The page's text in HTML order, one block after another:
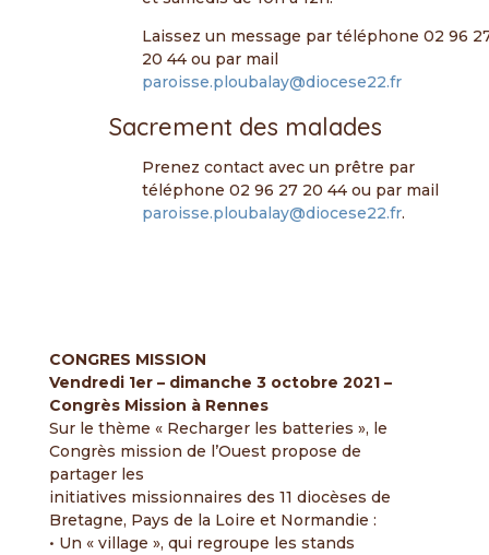
Laissez un message par téléphone 02 96
20 44 ou par mail
paroisse.ploubalay@diocese22.fr
Sacrement des malades
Prenez contact avec un prêtre par
téléphone 02 96 27 20 44 ou par mail
paroisse.ploubalay@diocese22.fr.
CONGRES MISSION
Vendredi 1er – dimanche 3 octobre 2021 –
Congrès Mission à Rennes
Sur le thème « Recharger les batteries », le
Congrès mission de l’Ouest propose de
partager les
initiatives missionnaires des 11 diocèses de
Bretagne, Pays de la Loire et Normandie :
• Un « village », qui regroupe les stands